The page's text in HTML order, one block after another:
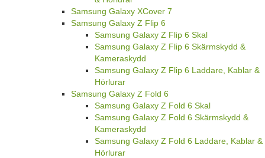
Samsung Galaxy XCover 7
Samsung Galaxy Z Flip 6
Samsung Galaxy Z Flip 6 Skal
Samsung Galaxy Z Flip 6 Skärmskydd &
Kameraskydd
Samsung Galaxy Z Flip 6 Laddare, Kablar &
Hörlurar
Samsung Galaxy Z Fold 6
Samsung Galaxy Z Fold 6 Skal
Samsung Galaxy Z Fold 6 Skärmskydd &
Kameraskydd
Samsung Galaxy Z Fold 6 Laddare, Kablar &
Hörlurar